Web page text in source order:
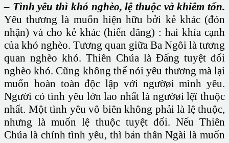
– Tình yêu thì khó nghèo, lệ thuộc và khiêm tốn.
Yêu thương là muốn hiện hữu bởi kẻ khác (đón
nhận) và cho kẻ khác (hiến dâng) : hai khía cạnh
của khó nghèo. Tương quan giữa Ba Ngôi là tương
quan nghèo khó. Thiên Chúa là Đấng tuyệt đối
nghèo khó. Cũng không thể nói yêu thương mà lại
muốn hoàn toàn độc lập với ngườøi mình yêu.
Người có tình yêu lớn lao nhất là ngườøi lệï thuộc
nhất. Một tình yêu vô biên không phải là lệ thuộc,
nhưng là muốn lệ thuộc tuyệt đối. Nếu Thiên
Chúa là chính tình yêu, thì bản thân Ngài là muốn